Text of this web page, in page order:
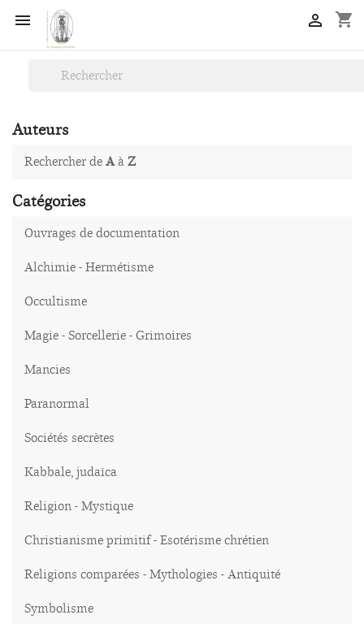
 shopping_cart

Auteurs
Rechercher deAàZ
Catégories
Ouvrages de documentation
Alchimie - Hermétisme
Occultisme
Magie - Sorcellerie - Grimoires
Mancies
Paranormal
Sociétés secrètes
Kabbale, judaïca
Religion - Mystique
Christianisme primitif - Esotérisme chrétien
Religions comparées - Mythologies - Antiquité
Symbolisme